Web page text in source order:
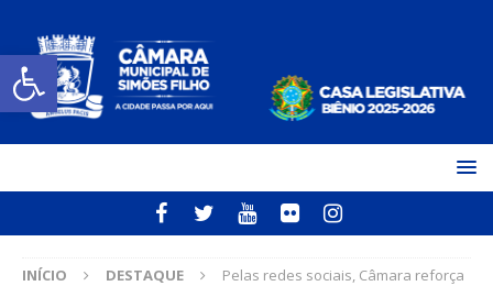
Open toolbar
INÍCIO DESTAQUE
Pelas redes sociais, Câmara reforça